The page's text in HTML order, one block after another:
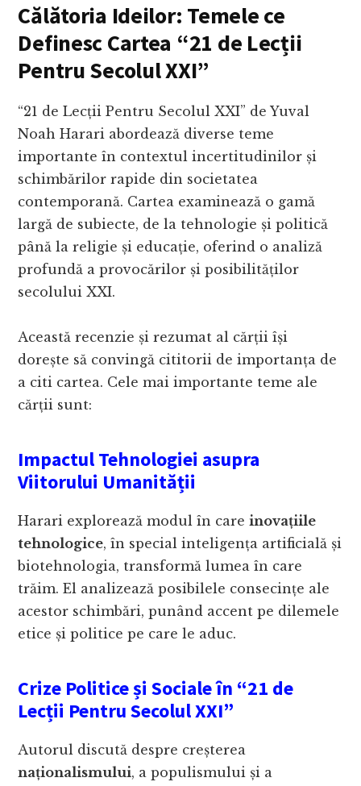
Călătoria Ideilor: Temele ce
Definesc Cartea “21 de Lecții
Pentru Secolul XXI”
“21 de Lecții Pentru Secolul XXI” de Yuval
Noah Harari abordează diverse teme
importante în contextul incertitudinilor și
schimbărilor rapide din societatea
contemporană. Cartea examinează o gamă
largă de subiecte, de la tehnologie și politică
până la religie și educație, oferind o analiză
profundă a provocărilor și posibilităților
secolului XXI.
Această recenzie și rezumat al cărții își
dorește să convingă cititorii de importanța de
a citi cartea. Cele mai importante teme ale
cărții sunt:
Impactul Tehnologiei asupra
Viitorului Umanității
Harari explorează modul în careinovațiile
tehnologice, în special inteligența artificială și
biotehnologia, transformă lumea în care
trăim. El analizează posibilele consecințe ale
acestor schimbări, punând accent pe dilemele
etice și politice pe care le aduc.
Crize Politice și Sociale în “21 de
Lecții Pentru Secolul XXI”
Autorul discută despre creșterea
naționalismului, a populismului și a